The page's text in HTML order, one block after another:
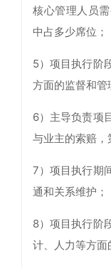
核心管理人员
中占多少席位；
5）项目执行阶
方面的监督和管
6）主导负责项
与业主的索赔，
7）项目执行期
通和关系维护；
8）项目执行阶
计、人力等方面